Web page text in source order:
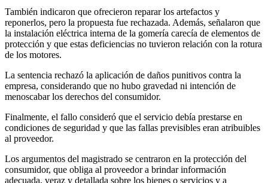
También indicaron que ofrecieron reparar los artefactos y
reponerlos, pero la propuesta fue rechazada. Además, señalaron que
la instalación eléctrica interna de la gomería carecía de elementos de
protección y que estas deficiencias no tuvieron relación con la rotura
de los motores.
La sentencia rechazó la aplicación de daños punitivos contra la
empresa, considerando que no hubo gravedad ni intención de
menoscabar los derechos del consumidor.
Finalmente, el fallo consideró que el servicio debía prestarse en
condiciones de seguridad y que las fallas previsibles eran atribuibles
al proveedor.
Los argumentos del magistrado se centraron en la protección del
consumidor, que obliga al proveedor a brindar información
adecuada, veraz y detallada sobre los bienes o servicios y a